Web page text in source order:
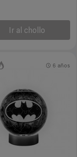
Ir al chollo
6 años